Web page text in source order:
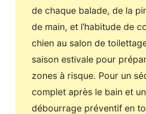
de chaque balade, de la
de main, et l’habitude de
chien au salon de
saison estivale pour
zones à risque. Pour un
complet après le bain et un
débourrage préventif en